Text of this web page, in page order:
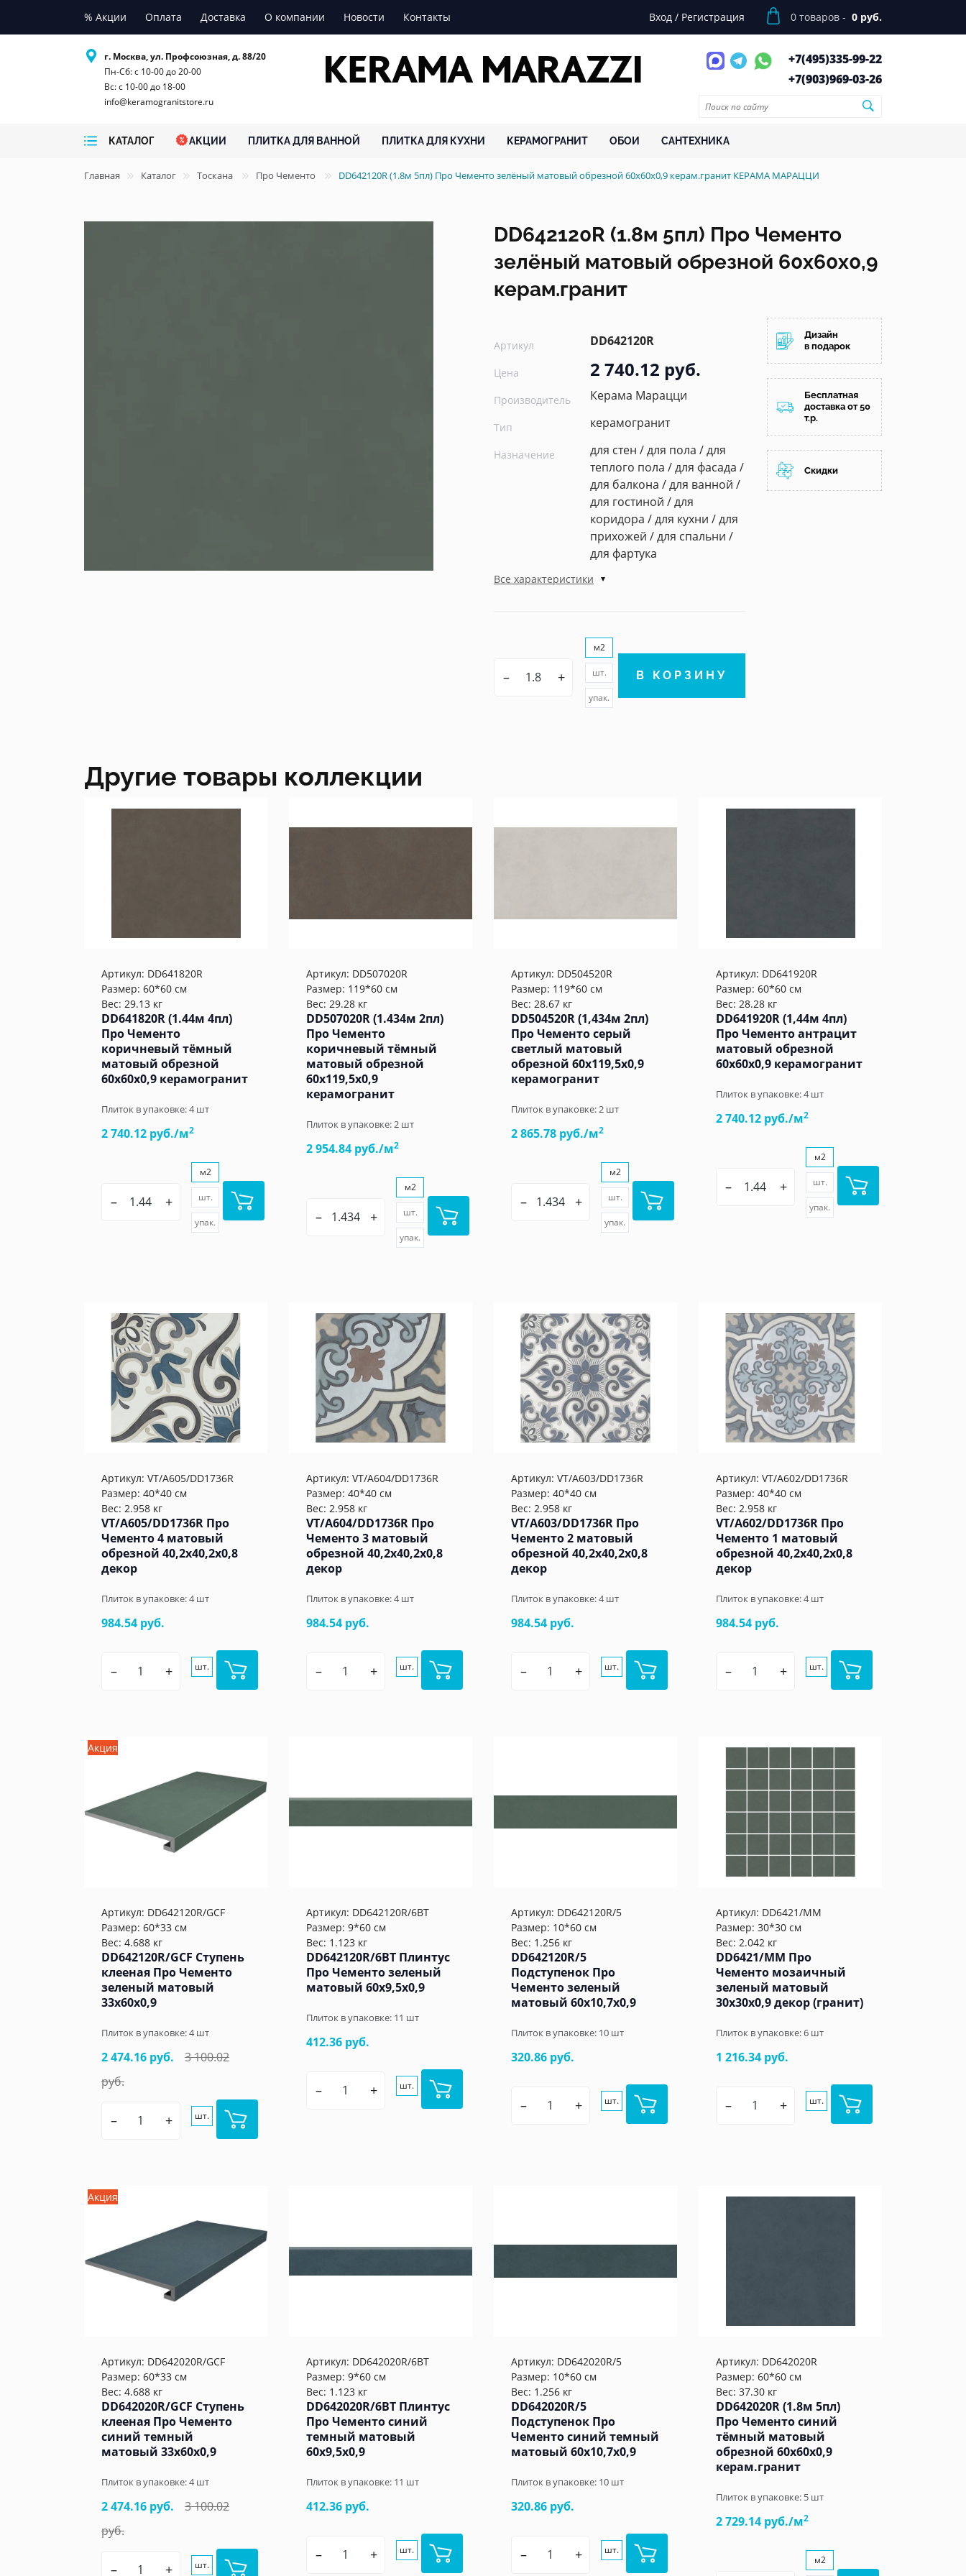
% Акции Оплата Доставка О компании Новости Контакты Вход / Регистрация 0 товаров - 0 руб.
г. Москва, ул. Профсоюзная, д. 88/20
Пн-Сб: с 10-00 до 20-00
Вс: с 10-00 до 18-00
info@keramogranitstore.ru
+7(495)335-99-22
+7(903)969-03-26
КАТАЛОГ АКЦИИ ПЛИТКА ДЛЯ ВАННОЙ ПЛИТКА ДЛЯ КУХНИ КЕРАМОГРАНИТ ОБОИ САНТЕХНИКА
Главная Каталог Тоскана Про Чементо DD642120R (1.8м 5пл) Про Чементо зелёный матовый обрезной 60x60x0,9 керам.гранит КЕРАМА МАРАЦЦИ
DD642120R (1.8м 5пл) Про Чементо
зелёный матовый обрезной 60x60x0,9
керам.гранит
Артикул DD642120R
Цена 2 740.12 руб.
Производитель Керама Марацци
Тип керамогранит
Назначение
для стен / для пола / для
теплого пола / для фасада /
для балкона / для ванной /
для гостиной / для
коридора / для кухни / для
прихожей / для спальни /
для фартука
Все характеристики
– +
м2
шт.
упак.
В КОРЗИНУ
Дизайн
в подарок
Бесплатная
доставка от 50
т.р.
Скидки
Другие товары коллекции
Артикул: DD641820R
Размер: 60*60 см
Вес: 29.13 кг
DD641820R (1.44м 4пл)
Про Чементо
коричневый тёмный
матовый обрезной
60x60x0,9 керамогранит
Плиток в упаковке:4шт
2 740.12 руб./м2
– +
м2
шт.
упак.
Артикул: DD507020R
Размер: 119*60 см
Вес: 29.28 кг
DD507020R (1.434м 2пл)
Про Чементо
коричневый тёмный
матовый обрезной
60x119,5x0,9
керамогранит
Плиток в упаковке:2 шт
2 954.84 руб./м2
– +
м2
шт.
упак.
Артикул: DD504520R
Размер: 119*60 см
Вес: 28.67 кг
DD504520R (1,434м 2пл)
Про Чементо серый
светлый матовый
обрезной 60x119,5x0,9
керамогранит
Плиток в упаковке:2 шт
2 865.78 руб./м2
– +
м2
шт.
упак.
Артикул: DD641920R
Размер: 60*60 см
Вес: 28.28 кг
DD641920R (1,44м 4пл)
Про Чементо антрацит
матовый обрезной
60x60x0,9 керамогранит
Плиток в упаковке:4шт
2 740.12 руб./м2
– +
м2
шт.
упак.
Артикул: VT/A605/DD1736R
Размер: 40*40 см
Вес: 2.958 кг
VT/A605/DD1736R Про
Чементо 4 матовый
обрезной 40,2x40,2x0,8
декор
Плиток в упаковке:4шт
984.54 руб.
– + шт.
Артикул: VT/A604/DD1736R
Размер: 40*40 см
Вес: 2.958 кг
VT/A604/DD1736R Про
Чементо 3 матовый
обрезной 40,2x40,2x0,8
декор
Плиток в упаковке:4шт
984.54 руб.
– + шт.
Артикул: VT/A603/DD1736R
Размер: 40*40 см
Вес: 2.958 кг
VT/A603/DD1736R Про
Чементо 2 матовый
обрезной 40,2x40,2x0,8
декор
Плиток в упаковке:4шт
984.54 руб.
– + шт.
Артикул: VT/A602/DD1736R
Размер: 40*40 см
Вес: 2.958 кг
VT/A602/DD1736R Про
Чементо 1 матовый
обрезной 40,2x40,2x0,8
декор
Плиток в упаковке:4шт
984.54 руб.
– + шт.
Акция
Артикул: DD642120R/GCF
Размер: 60*33 см
Вес: 4.688 кг
DD642120R/GCF Ступень
клееная Про Чементо
зеленый матовый
33x60x0,9
Плиток в упаковке:4шт
2 474.16 руб.
3 100.02
руб.
– + шт.
Артикул: DD642120R/6BT
Размер: 9*60 см
Вес: 1.123 кг
DD642120R/6BT Плинтус
Про Чементо зеленый
матовый 60x9,5x0,9
Плиток в упаковке: 11 шт
412.36 руб.
– + шт.
Артикул: DD642120R/5
Размер: 10*60 см
Вес: 1.256 кг
DD642120R/5
Подступенок Про
Чементо зеленый
матовый 60x10,7x0,9
Плиток в упаковке: 10 шт
320.86 руб.
– + шт.
Артикул: DD6421/MM
Размер: 30*30 см
Вес: 2.042 кг
DD6421/MM Про
Чементо мозаичный
зеленый матовый
30x30x0,9 декор (гранит)
Плиток в упаковке:6 шт
1 216.34 руб.
– + шт.
Акция
Артикул: DD642020R/GCF
Размер: 60*33 см
Вес: 4.688 кг
DD642020R/GCF Ступень
клееная Про Чементо
синий темный
матовый 33x60x0,9
Плиток в упаковке:4шт
2 474.16 руб.
3 100.02
руб.
– + шт.
Артикул: DD642020R/6BT
Размер: 9*60 см
Вес: 1.123 кг
DD642020R/6BT Плинтус
Про Чементо синий
темный матовый
60x9,5x0,9
Плиток в упаковке: 11 шт
412.36 руб.
– + шт.
Артикул: DD642020R/5
Размер: 10*60 см
Вес: 1.256 кг
DD642020R/5
Подступенок Про
Чементо синий темный
матовый 60x10,7x0,9
Плиток в упаковке: 10 шт
320.86 руб.
– + шт.
Артикул: DD642020R
Размер: 60*60 см
Вес: 37.30 кг
DD642020R (1.8м 5пл)
Про Чементо синий
тёмный матовый
обрезной 60x60x0,9
керам.гранит
Плиток в упаковке: 5 шт
2 729.14 руб./м2
м2